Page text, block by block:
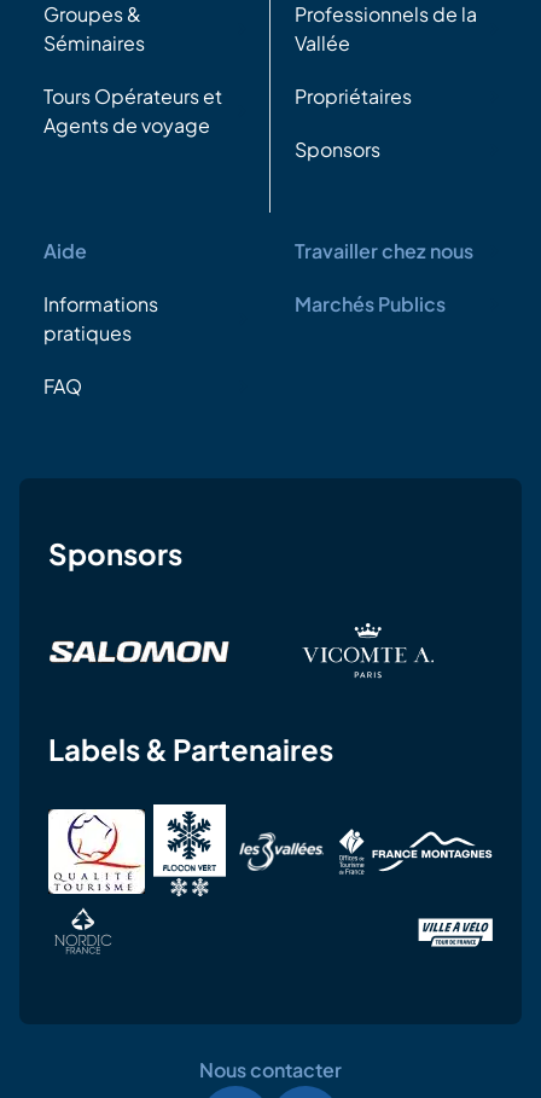
Groupes &
Séminaires
Tours Opérateurs et
Agents de voyage
Professionnels de la
Vallée
Propriétaires
Sponsors
Aide
Informations
pratiques
FAQ
Travailler chez nous
Marchés Publics
Sponsors
Labels & Partenaires
Nous contacter